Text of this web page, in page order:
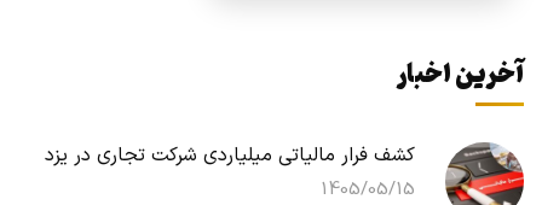
آخرین اخبار
کشف فرار مالیاتی میلیاردی شرکت تجاری در یزد
1405/05/15